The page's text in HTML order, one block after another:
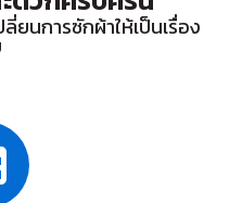
ยนการซักผ้าให้เป็นเรื่อง